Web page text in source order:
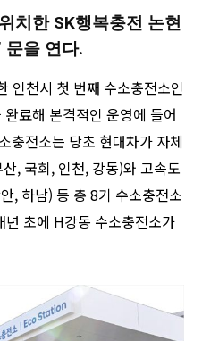
치한 SK행복충전 논현
문을 연다.
인천시 첫 번째 수소충전소인
료해 본격적인 운영에 들어
충전소는 당초 현대차가 자체
, 국회, 인천, 강동)와 고속도
, 하남) 등 총 8기 수소충전소
초에 H강동 수소충전소가